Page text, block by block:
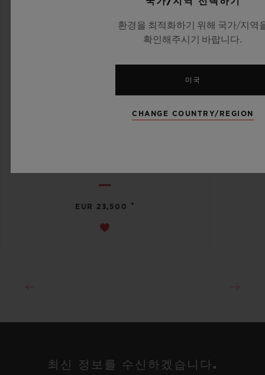
EUR 23,500 •
최신 정보를 수신하겠습니다.
환경을 최적화하기 위해 국가/지역
확인해주시기 바랍니다.
미국
CHANGE COUNTRY/REGION